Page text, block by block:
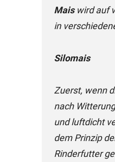
Maiswird auf
in
Silomais
Zuerst, wenn
nach
und luftdicht
dem Prinzip
Rinderfutter